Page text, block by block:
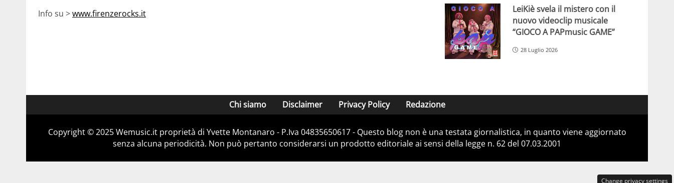
Info su >www.firenzerocks.it
LeiKiè svela il mistero con il
nuovo videoclip musicale
“GIOCO A PAPmusic GAME”
28 Luglio 2026
Chi siamo Disclaimer Privacy Policy Redazione
Copyright © 2025 Wemusic.it proprietà di Yvette Montanaro - P.Iva 04835650617 - Questo blog non è una testata giornalistica, in quanto viene aggiornato
senza alcuna periodicità. Non può pertanto considerarsi un prodotto editoriale ai sensi della legge n. 62 del 07.03.2001
Change privacy settings